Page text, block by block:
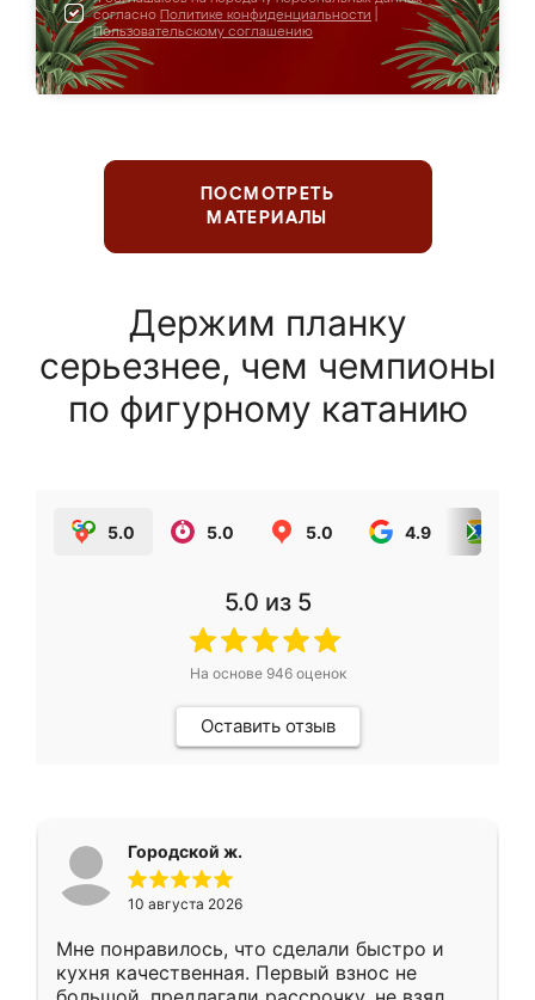
согласно Политике конфиденциальности
Пользовательскому соглашению
ПОСМОТРЕТЬ
МАТЕРИАЛЫ
Держим планку
серьезнее, чем чемпионы
по фигурному катанию
5.0 5.0 5.0 4.9
5.0 из 5
На основе 946оценок
Оставить отзыв
Городской ж.
10 августа 2026
Мне понравилось, что сделали быстро и
кухня качественная. Первый взнос не